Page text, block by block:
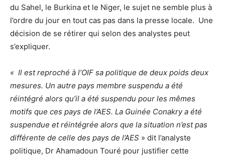
du Sahel, le Burkina et le Niger, le sujet ne semble plus à
l’ordre du jour en tout cas pas dans la presse locale. Une
décision de se rétirer qui selon des analystes peut
s’expliquer.
« Il est reproché à l’OIF sa politique de deux poids deux
mesures. Un autre pays membre suspendu a été
réintégré alors qu’il a été suspendu pour les mêmes
motifs que ces pays de l’AES. La Guinée Conakry a été
suspendue et réintégrée alors que la situation n’est pas
différente de celle des pays de l’AES » dit l’analyste
politique, Dr Ahamadoun Touré pour justifier cette